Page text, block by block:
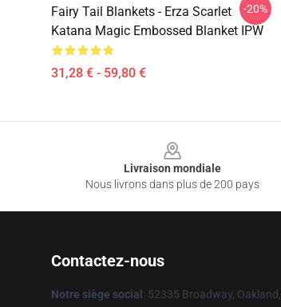
Fairy Tail Blankets - Erza Scarlet
Katana Magic Embossed Blanket IPW
31,28 € - 59,80 €
-20%
Livraison mondiale
Nous livrons dans plus de 200 pays
Contactez-nous
Notre siège social : 52335 Broadway, Oakland,